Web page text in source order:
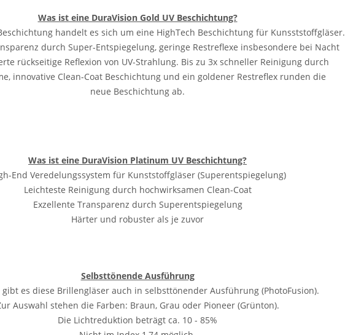
Was ist eine DuraVision Gold UV Beschichtung?
handelt es sich um eine HighTech Beschichtung für Kunsststoffgläser.
durch Super-Entspiegelung, geringe Restreflexe insbesondere bei Nacht
rückseitige Reflexion von UV-Strahlung. Bis zu 3x schneller Reinigung durch
innovative Clean-Coat Beschichtung und ein goldener Restreflex runden die
neue Beschichtung ab.
Was ist eine DuraVision Platinum UV Beschichtung?
End Veredelungssystem für Kunststoffgläser (Superentspiegelung)
Leichteste Reinigung durch hochwirksamen Clean-Coat
Exzellente Transparenz durch Superentspiegelung
Härter und robuster als je zuvor
Selbsttönende Ausführung
gibt es diese Brillengläser auch in selbsttönender Ausführung (PhotoFusion).
Auswahl stehen die Farben: Braun, Grau oder Pioneer (Grünton).
Die Lichtreduktion beträgt ca. 10 - 85%